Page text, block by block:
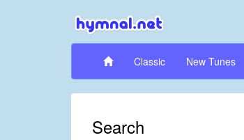
Classic New Tunes
Search